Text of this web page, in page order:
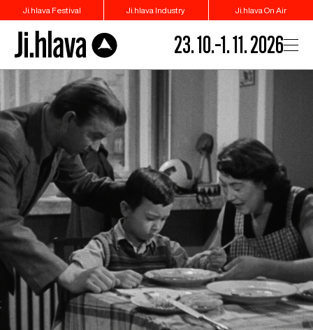
Ji.hlava Festival Ji.hlava Industry Ji.hlava On Air
23. 10.–1. 11. 2026